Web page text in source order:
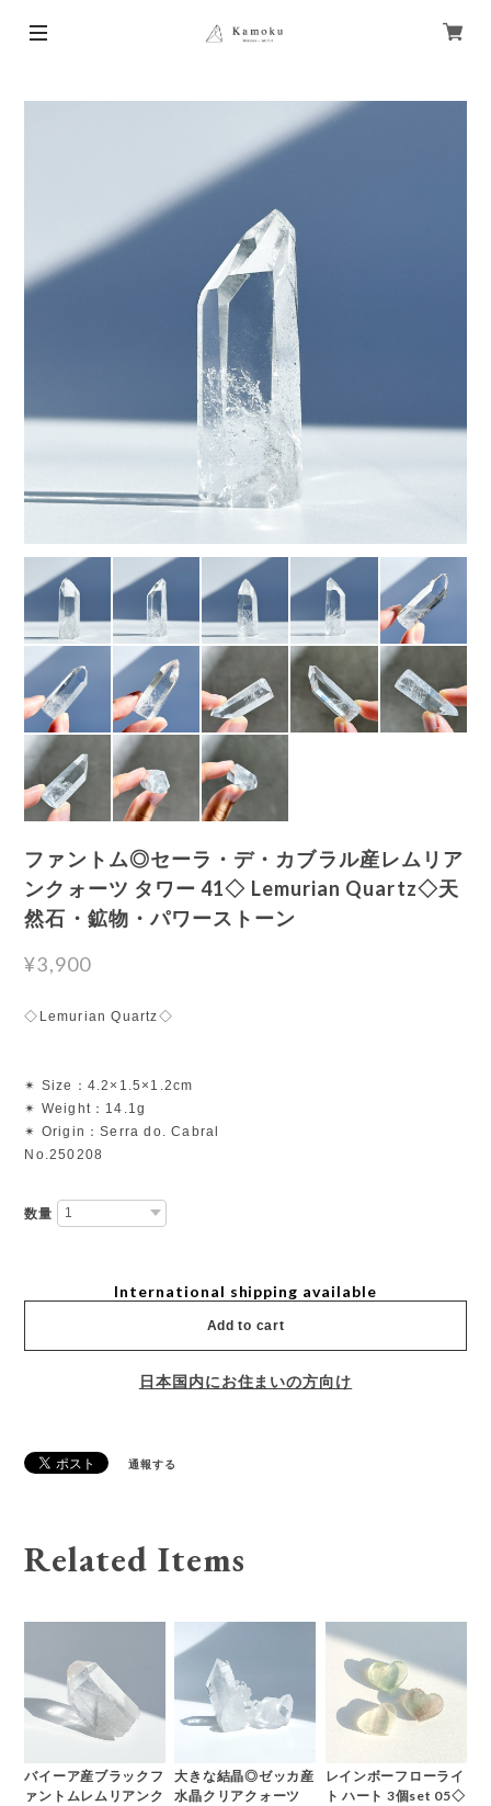
ファントム◎セーラ・デ・カブラル産レムリア
ンクォーツ タワー 41◇ Lemurian Quartz◇天
然石・鉱物・パワーストーン
¥3,900
◇Lemurian Quartz◇
✴︎ Size：4.2×1.5×1.2cm
✴︎ Weight：14.1g
✴︎ Origin：Serra do. Cabral
No.250208
数量
International shipping available
Add to cart
日本国内にお住まいの方向け
通報する
Related Items
バイーア産ブラックフ
ァントムレムリアンク
大きな結晶◎ゼッカ産
水晶クリアクォーツ
レインボーフローライ
ト ハート 3個set 05◇